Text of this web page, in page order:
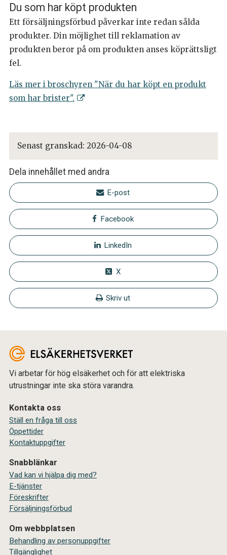
Du som har köpt produkten
Ett försäljningsförbud påverkar inte redan sålda
produkter. Din möjlighet till reklamation av
produkten beror på om produkten anses köprättsligt
fel.
Läs mer i broschyren "När du har köpt en produkt
som har brister".
Senast granskad: 2026-04-08
Dela innehållet med andra
E-post
Facebook
LinkedIn
X
Skriv ut
Vi arbetar för hög elsäkerhet och för att elektriska
utrustningar inte ska störa varandra.
Kontakta oss
Ställ en fråga till oss
Öppettider
Kontaktuppgifter
Snabblänkar
Vad kan vi hjälpa dig med?
E-tjänster
Föreskrifter
Försäljningsförbud
Om webbplatsen
Behandling av personuppgifter
Tillgänglighet